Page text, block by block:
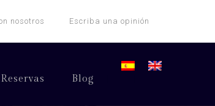
Escriba una opinión
nosotros
Reservas Blog